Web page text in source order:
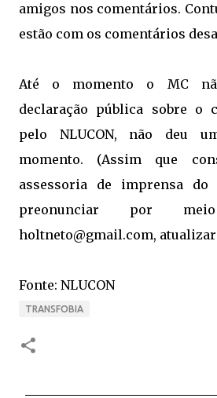
amigos nos comentários.
estão com os comentários
Até o momento o MC
declaração pública sobre o
pelo NLUCON, não deu
momento. (Assim que
assessoria de imprensa
preonunciar por
holtneto@gmail.com,
Fonte: NLUCON
TRANSFOBIA